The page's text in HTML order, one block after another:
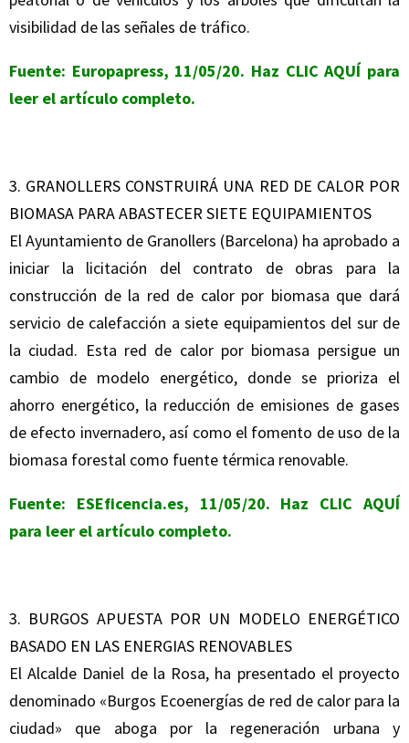
visibilidad de las señales de tráfico.
Fuente: Europapress, 11/05/20. Haz CLIC AQUÍpara
leer el artículo completo.
3. GRANOLLERS CONSTRUIRÁ UNA RED DE CALOR POR
BIOMASA PARA ABASTECER SIETE EQUIPAMIENTOS
El Ayuntamiento de Granollers (Barcelona) ha aprobado a
iniciar la licitación del contrato de obras para la
construcción de la red de calor por biomasa que dará
servicio de calefacción a siete equipamientos del sur de
la ciudad. Esta red de calor por biomasa persigue un
cambio de modelo energético, donde se prioriza el
ahorro energético, la reducción de emisiones de gases
de efecto invernadero, así como el fomento de uso de la
biomasa forestal como fuente térmica renovable.
Fuente: ESEficencia.es, 11/05/20. Haz CLIC AQUÍ
para leer el artículo completo.
3. BURGOS APUESTA POR UN MODELO ENERGÉTICO
BASADO EN LAS ENERGIAS RENOVABLES
El Alcalde Daniel de la Rosa, ha presentado el proyecto
denominado «Burgos Ecoenergías de red de calor para la
ciudad» que aboga por la regeneración urbana y